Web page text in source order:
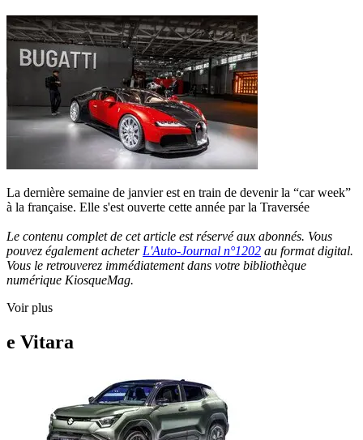
La dernière semaine de janvier est en train de devenir la “car week”
à la française. Elle s'est ouverte cette année par la Traversée
Le contenu complet de cet article est réservé aux abonnés. Vous
pouvez également acheterL'Auto-Journal n°1202 au format digital.
Vous le retrouverez immédiatement dans votre bibliothèque
numérique KiosqueMag.
Voir plus
e Vitara